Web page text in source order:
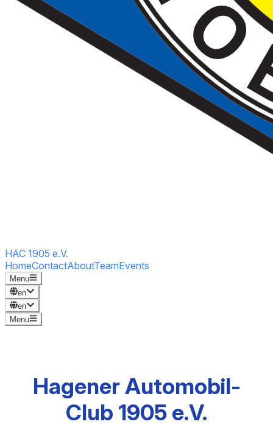
HAC 1905 e.V.
HomeContactAboutTeamEvents
Menu
en
en
Menu
Hagener Automobil-
Club 1905 e.V.